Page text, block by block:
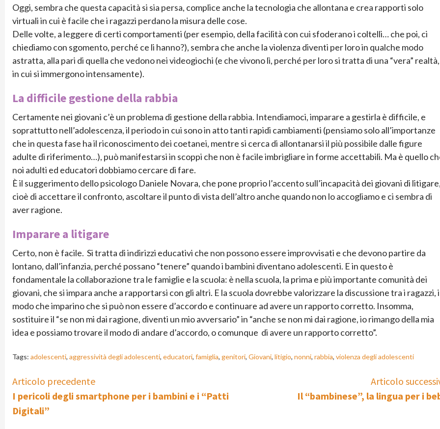
Oggi, sembra che questa capacità si sia persa, complice anche la tecnologia che allontana e crea rapporti solo
virtuali in cui è facile che i ragazzi perdano la misura delle cose.
Delle volte, a leggere di certi comportamenti (per esempio, della facilità con cui sfoderano i coltelli… che poi, ci
chiediamo con sgomento, perché ce li hanno?), sembra che anche la violenza diventi per loro in qualche modo
astratta, alla pari di quella che vedono nei videogiochi (e che vivono lì, perché per loro si tratta di una “vera” realtà,
in cui si immergono intensamente).
La difficile gestione della rabbia
Certamente nei giovani c’è un problema di gestione della rabbia. Intendiamoci, imparare a gestirla è difficile, e
soprattutto nell’adolescenza, il periodo in cui sono in atto tanti rapidi cambiamenti (pensiamo solo all’importanze
che in questa fase ha il riconoscimento dei coetanei, mentre si cerca di allontanarsi il più possibile dalle figure
adulte di riferimento…), può manifestarsi in scoppi che non è facile imbrigliare in forme accettabili. Ma è quello
noi adulti ed educatori dobbiamo cercare di fare.
È il suggerimento dello psicologo Daniele Novara, che pone proprio l’accento sull’incapacità dei giovani di
cioè di accettare il confronto, ascoltare il punto di vista dell’altro anche quando non lo accogliamo e ci sembra di
aver ragione.
Imparare a litigare
Certo, non è facile. Si tratta di indirizzi educativi che non possono essere improvvisati e che devono partire da
lontano, dall’infanzia, perché possano “tenere” quando i bambini diventano adolescenti. E in questo è
fondamentale la collaborazione tra le famiglie e la scuola: è nella scuola, la prima e più importante comunità dei
giovani, che si impara anche a rapportarsi con gli altri. E la scuola dovrebbe valorizzare la discussione tra i ragazzi,
modo che imparino che si può non essere d’accordo e continuare ad avere un rapporto corretto. Insomma,
sostituire il “se non mi dai ragione, diventi un mio avversario” in “anche se non mi dai ragione, io rimango della mia
idea e possiamo trovare il modo di andare d’accordo, o comunque di avere un rapporto corretto”.
Tags: adolescenti, aggressività degli adolescenti, educatori, famiglia, genitori, Giovani, litigio, nonni, rabbia, violenza degli adolescenti
Continue
Reading
Articolo precedente
I pericoli degli smartphone per i bambini e i “Patti
Digitali”
Articolo
Il “bambinese”, la lingua per i